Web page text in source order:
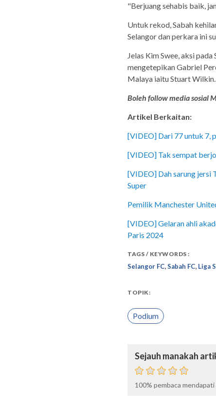
"Berjuang sehabis baik,
Untuk rekod, Sabah
Selangor dan perkara ini
Jelas Kim Swee, aksi
mengetepikan Gabriel
Malaya iaitu Stuart
Boleh follow media sosial
Artikel Berkaitan:
[VIDEO] Dari 77 untuk 7,
[VIDEO] Tak sempat
[VIDEO] Dah sarung jersi
Super
Pemilik Manchester
[VIDEO] Gelaran ahli
Paris 2024
TAGS / KEYWORDS :
Selangor FC,Sabah FC, Liga
TOPIK:
Podium
Sejauh manakah
100% pembaca